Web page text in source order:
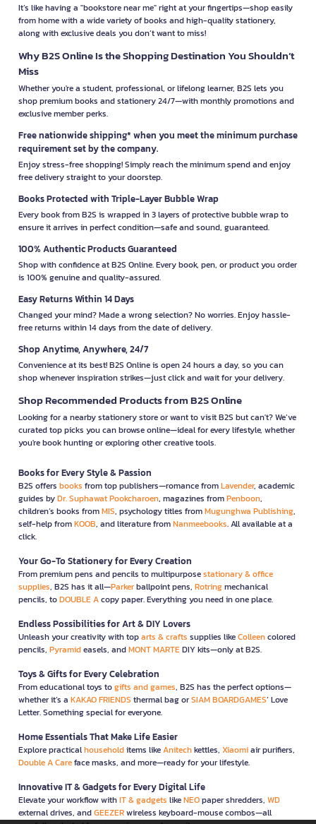
It’s like having a "bookstore near me" right at your fingertips—shop easily
from home with a wide variety of books and high-quality stationery,
along with exclusive deals you don’t want to miss!
Why B2S Online Is the Shopping Destination You Shouldn’t
Miss
Whether you're a student, professional, or lifelong learner, B2S lets you
shop premium books and stationery 24/7—with monthly promotions and
exclusive member perks.
Free nationwide shipping* when you meet the minimum purchase
requirement set by the company.
Enjoy stress-free shopping! Simply reach the minimum spend and enjoy
free delivery straight to your doorstep.
Books Protected with Triple-Layer Bubble Wrap
Every book from B2S is wrapped in 3 layers of protective bubble wrap to
ensure it arrives in perfect condition—safe and sound, guaranteed.
100% Authentic Products Guaranteed
Shop with confidence at B2S Online. Every book, pen, or product you order
is 100% genuine and quality-assured.
Easy Returns Within 14 Days
Changed your mind? Made a wrong selection? No worries. Enjoy hassle-
free returns within 14 days from the date of delivery.
Shop Anytime, Anywhere, 24/7
Convenience at its best! B2S Online is open 24 hours a day, so you can
shop whenever inspiration strikes—just click and wait for your delivery.
Shop Recommended Products from B2S Online
Looking for a nearby stationery store or want to visit B2S but can't? We’ve
curated top picks you can browse online—ideal for every lifestyle, whether
you're book hunting or exploring other creative tools.
Books for Every Style & Passion
B2S offers books from top publishers—romance fromLavender, academic
guides byDr. Suphawat Pookcharoen, magazines fromPenboon,
children’s books fromMIS, psychology titles fromMugunghwa Publishing,
self-help fromKOOB, and literature fromNanmeebooks. All available at a
click.
Your Go-To Stationery for Every Creation
From premium pens and pencils to multipurposestationary & office
supplies, B2S has it all—Parkerballpoint pens, Rotringmechanical
pencils, toDOUBLE Acopy paper. Everything you need in one place.
Endless Possibilities for Art & DIY Lovers
Unleash your creativity with toparts & crafts supplies likeColleencolored
pencils, Pyramideasels, andMONT MARTEDIY kits—only at B2S.
Toys & Gifts for Every Celebration
From educational toys togifts and games, B2S has the perfect options—
whether it’s a KAKAO FRIENDS thermal bag orSIAM BOARDGAMES’ Love
Letter. Something special for everyone.
Home Essentials That Make Life Easier
Explore practicalhouseholditems likeAnitechkettles, Xiaomiair purifiers,
Double A Careface masks, and more—ready for your lifestyle.
Innovative IT & Gadgets for Every Digital Life
Elevate your workflow withIT & gadgets likeNEOpaper shredders, WD
external drives, andGEEZERwireless keyboard-mouse combos—all